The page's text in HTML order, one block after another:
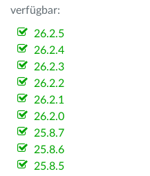
verfügbar:
26.2.5
26.2.4
26.2.3
26.2.2
26.2.1
26.2.0
25.8.7
25.8.6
25.8.5